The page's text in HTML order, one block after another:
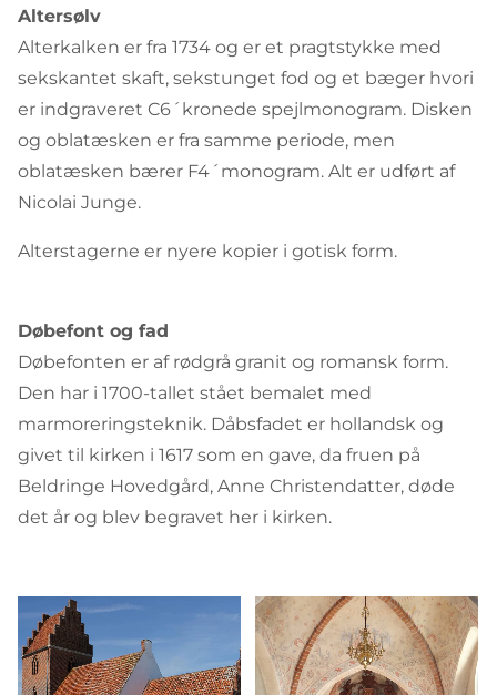
Altersølv
Alterkalken er fra 1734 og er et pragtstykke med
sekskantet skaft, sekstunget fod og et bæger hvori
er indgraveret C6´kronede spejlmonogram. Disken
og oblatæsken er fra samme periode, men
oblatæsken bærer F4´monogram. Alt er udført af
Nicolai Junge.
Alterstagerne er nyere kopier i gotisk form.
Døbefont og fad
Døbefonten er af rødgrå granit og romansk form.
Den har i 1700-tallet stået bemalet med
marmoreringsteknik. Dåbsfadet er hollandsk og
givet til kirken i 1617 som en gave, da fruen på
Beldringe Hovedgård, Anne Christendatter, døde
det år og blev begravet her i kirken.